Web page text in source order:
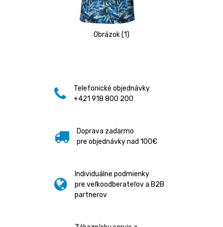
Obrázok (1)
Telefonické objednávky
+421 918 800 200
Doprava zadarmo
pre objednávky nad 100€
Individuálne podmienky
pre veľkoodberateľov a B2B
partnerov